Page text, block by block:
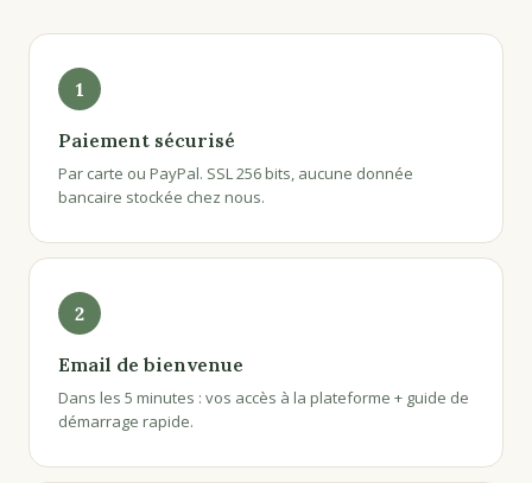
1
Paiement sécurisé
Par carte ou PayPal. SSL 256 bits, aucune donnée
bancaire stockée chez nous.
2
Email de bienvenue
Dans les 5 minutes : vos accès à la plateforme + guide de
démarrage rapide.